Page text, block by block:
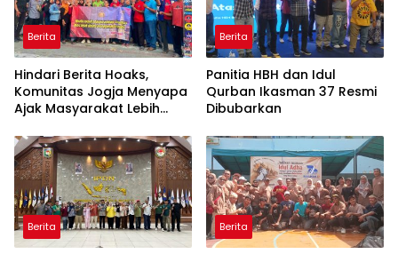
Berita
Hindari Berita Hoaks,
Komunitas Jogja Menyapa
Ajak Masyarakat Lebih
Berita
Panitia HBH dan Idul
Qurban Ikasman 37 Resmi
Dibubarkan
Berita Berita